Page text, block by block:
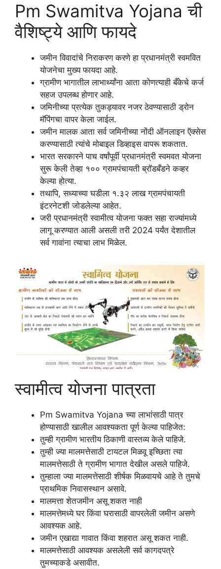
Pm Swamitva Yojana ची
वैशिष्ट्ये आणि फायदे
जमीन विवादांचे निराकरण करणे हा प्रधानमंत्री स्वमवित
योजनेचा मुख्य फायदा आहे.
ग्रामीण भागातील लाभार्थ्यांना आता कोणत्याही बँकेचे कर्ज
सहज उपलब्ध होणार आहे.
जमिनीच्या प्रत्येक तुकड्यावर नजर ठेवण्यासाठी ड्रोन
मॅपिंगचा वापर केला जाईल.
जमीन मालक आता सर्व जमिनीच्या नोंदी ऑनलाइन ऍक्सेस
करण्यासाठी त्यांचे मोबाइल डिव्हाइस वापरू शकतात.
भारत सरकारने पाच वर्षांपूर्वी प्रधानमंत्री स्वमवत योजना
सुरू केली तेव्हा १०० ग्रामपंचायती ब्रॉडबँडने कव्हर
केल्या होत्या.
तथापि, सध्याच्या घडीला १.३२ लाख ग्रामपंचायती
इंटरनेटशी जोडलेल्या आहेत.
जरी प्रधानमंत्री स्वामीत्व योजना फक्त सहा राज्यांमध्ये
लागू करण्यात आली असली तरी 2024 पर्यंत देशातील
सर्व गावांना त्याचा लाभ मिळेल.
स्वामीत्व योजना पात्रता
Pm Swamitva Yojana च्या लाभांसाठी पात्र
होण्यासाठी खालील आवश्यकता पूर्ण केल्या पाहिजेत:
तुम्ही ग्रामीण भारतीय ठिकाणी वास्तव्य केले पाहिजे.
तुम्ही ज्या मालमत्तेसाठी टायटल मिळवू इच्छिता त्या
मालमत्तेसाठी ते ग्रामीण भागात देखील असले पाहिजे.
तुम्हाला ज्या मालमत्तेसाठी शीर्षक मिळवायचे आहे ते तुमचे
प्राथमिक निवासस्थान असावे.
मालमत्ता शेतजमीन असू शकत नाही
मालमत्तेमध्ये घर किंवा घरासाठी वापरलेली जमीन असणे
आवश्यक आहे.
जमीन एखाद्या गावात किंवा शहरात असू शकत नाही.
मालमत्तेसाठी आवश्यक असलेली सर्व कागदपत्रे
तुमच्याकडे असावीत.